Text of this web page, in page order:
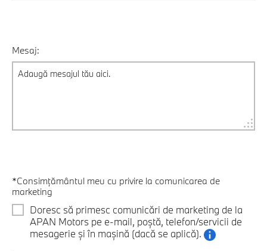
Mesaj:
*Consimțământul meu cu privire la comunicarea de
marketing
Doresc să primesc comunicări de marketing de la
APAN Motors pe e-mail, poștă, telefon/servicii de
mesagerie și în mașină (dacă se aplică).